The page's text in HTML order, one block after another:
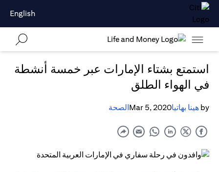
English
استمتع بشتاء الإمارات عبر خمسة أنشطة
في الهواء الطلق
by هينا بهاتياMar 5, 2020الصحة